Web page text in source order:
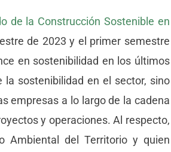
de la Construcción Sostenible en
de 2023 y el primer semestre
en sostenibilidad en los últimos
sostenibilidad en el sector, sino
empresas a lo largo de la cadena
y operaciones. Al respecto,
Ambiental del Territorio y quien